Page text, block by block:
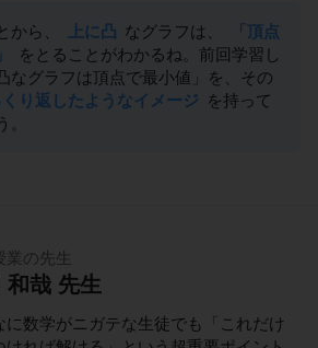
から、 上に凸 なグラフは、
「頂点
をとることがわかるね。前回学習し
なグラフは頂点で最小値」を、その
り返したようなイメージ を持って
。
業の先生
和哉 先生
に数学がニガテな生徒でも「これだけ